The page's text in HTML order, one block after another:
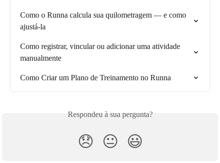
Como o Runna calcula sua quilometragem — e como
ajustá-la
Como registrar, vincular ou adicionar uma atividade
manualmente
Como Criar um Plano de Treinamento no Runna
Respondeu à sua pergunta?
😞 😐 😃